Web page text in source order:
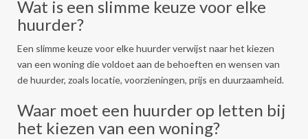
Wat is een slimme keuze voor elke
huurder?
Een slimme keuze voor elke huurder verwijst naar het kiezen
van een woning die voldoet aan de behoeften en wensen van
de huurder, zoals locatie, voorzieningen, prijs en duurzaamheid.
Waar moet een huurder op letten bij
het kiezen van een woning?